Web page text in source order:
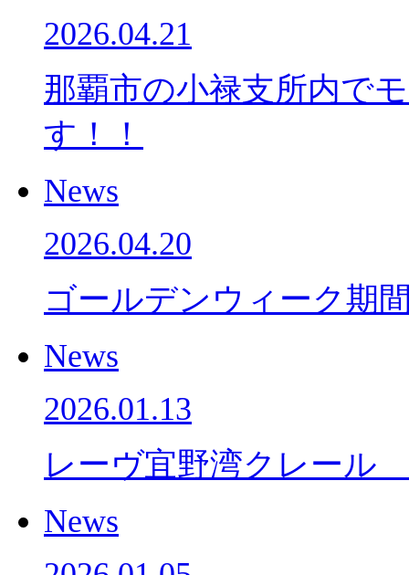
2026.04.21
那覇市の小禄支所内で
す！！
News
2026.04.20
ゴールデンウィーク期
News
2026.01.13
レーヴ宜野湾クレール
News